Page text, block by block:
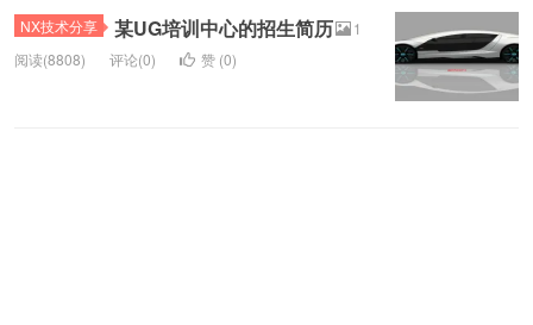
NX技术分享 某UG培训中心的招生简历
1
阅读(8808)
评论(0) 赞 (0)